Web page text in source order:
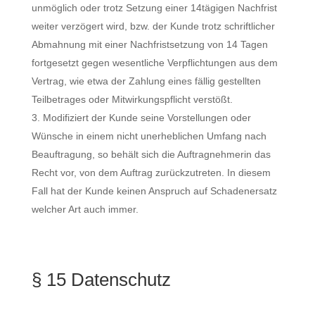
unmöglich oder trotz Setzung einer 14tägigen Nachfrist
weiter verzögert wird, bzw. der Kunde trotz schriftlicher
Abmahnung mit einer Nachfristsetzung von 14 Tagen
fortgesetzt gegen wesentliche Verpflichtungen aus dem
Vertrag, wie etwa der Zahlung eines fällig gestellten
Teilbetrages oder Mitwirkungspflicht verstößt.
Modifiziert der Kunde seine Vorstellungen oder
Wünsche in einem nicht unerheblichen Umfang nach
Beauftragung, so behält sich die Auftragnehmerin das
Recht vor, von dem Auftrag zurückzutreten. In diesem
Fall hat der Kunde keinen Anspruch auf Schadenersatz
welcher Art auch immer.
§ 15 Datenschutz